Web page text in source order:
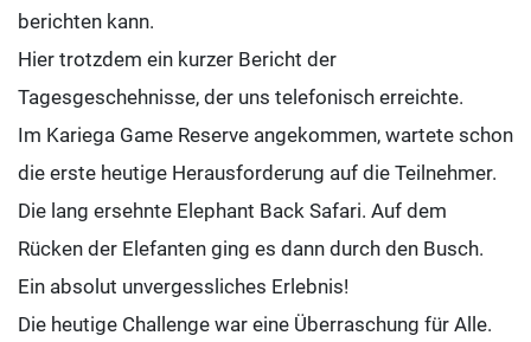
berichten kann.
Hier trotzdem ein kurzer Bericht der
Tagesgeschehnisse, der uns telefonisch erreichte.
Im Kariega Game Reserve angekommen, wartete schon
die erste heutige Herausforderung auf die Teilnehmer.
Die lang ersehnte Elephant Back Safari. Auf dem
Rücken der Elefanten ging es dann durch den Busch.
Ein absolut unvergessliches Erlebnis!
Die heutige Challenge war eine Überraschung für Alle.